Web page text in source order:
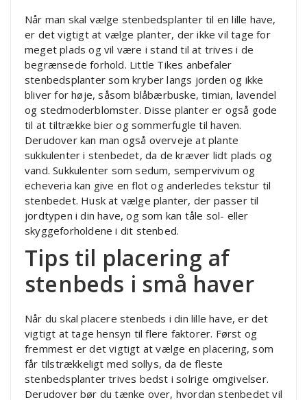
Når man skal vælge stenbedsplanter til en lille have,
er det vigtigt at vælge planter, der ikke vil tage for
meget plads og vil være i stand til at trives i de
begrænsede forhold. Little Tikes anbefaler
stenbedsplanter som kryber langs jorden og ikke
bliver for høje, såsom blåbærbuske, timian, lavendel
og stedmoderblomster. Disse planter er også gode
til at tiltrække bier og sommerfugle til haven.
Derudover kan man også overveje at plante
sukkulenter i stenbedet, da de kræver lidt plads og
vand. Sukkulenter som sedum, sempervivum og
echeveria kan give en flot og anderledes tekstur til
stenbedet. Husk at vælge planter, der passer til
jordtypen i din have, og som kan tåle sol- eller
skyggeforholdene i dit stenbed.
Tips til placering af
stenbeds i små haver
Når du skal placere stenbeds i din lille have, er det
vigtigt at tage hensyn til flere faktorer. Først og
fremmest er det vigtigt at vælge en placering, som
får tilstrækkeligt med sollys, da de fleste
stenbedsplanter trives bedst i solrige omgivelser.
Derudover bør du tænke over, hvordan stenbedet vil